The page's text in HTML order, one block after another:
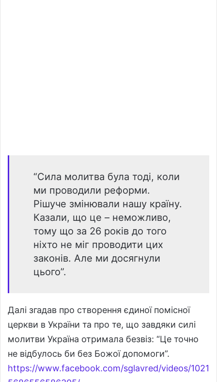
“Сила молитва була тоді, коли
ми проводили реформи.
Рішуче змінювали нашу країну.
Казали, що це – неможливо,
тому що за 26 років до того
ніхто не міг проводити цих
законів. Але ми досягнули
цього”.
Далі згадав про створення єдиної помісної
церкви в України та про те, що завдяки силі
молитви Україна отримала безвіз: “Це точно
не відбулось би без Божої допомоги”.
https://www.facebook.com/sglavred/videos/1021